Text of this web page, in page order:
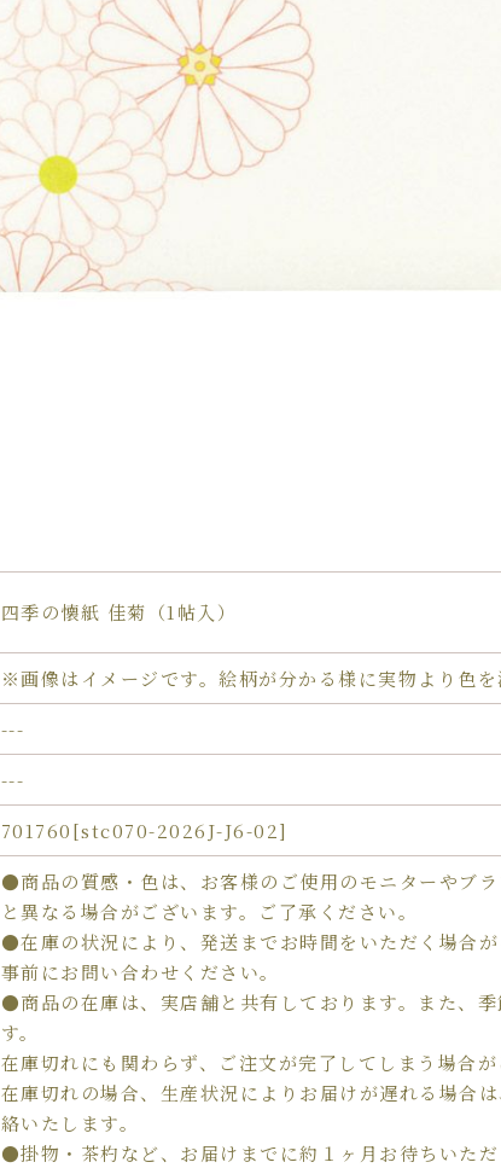
四季の懐紙 佳菊（1帖入）
※画像はイメージです。絵柄が分かる様に実物より色を
---
---
701760[stc070-2026J-J6-02]
●商品の質感・色は、お客様のご使用のモニターやブ
と異なる場合がございます。ご了承ください。
●在庫の状況により、発送までお時間をいただく場合
事前にお問い合わせください。
●商品の在庫は、実店舗と共有しております。また、
す。
在庫切れにも関わらず、ご注文が完了してしまう場合が
在庫切れの場合、生産状況によりお届けが遅れる場合
絡いたします。
●掛物・茶杓など、お届けまでに約１ヶ月お待ちいただ